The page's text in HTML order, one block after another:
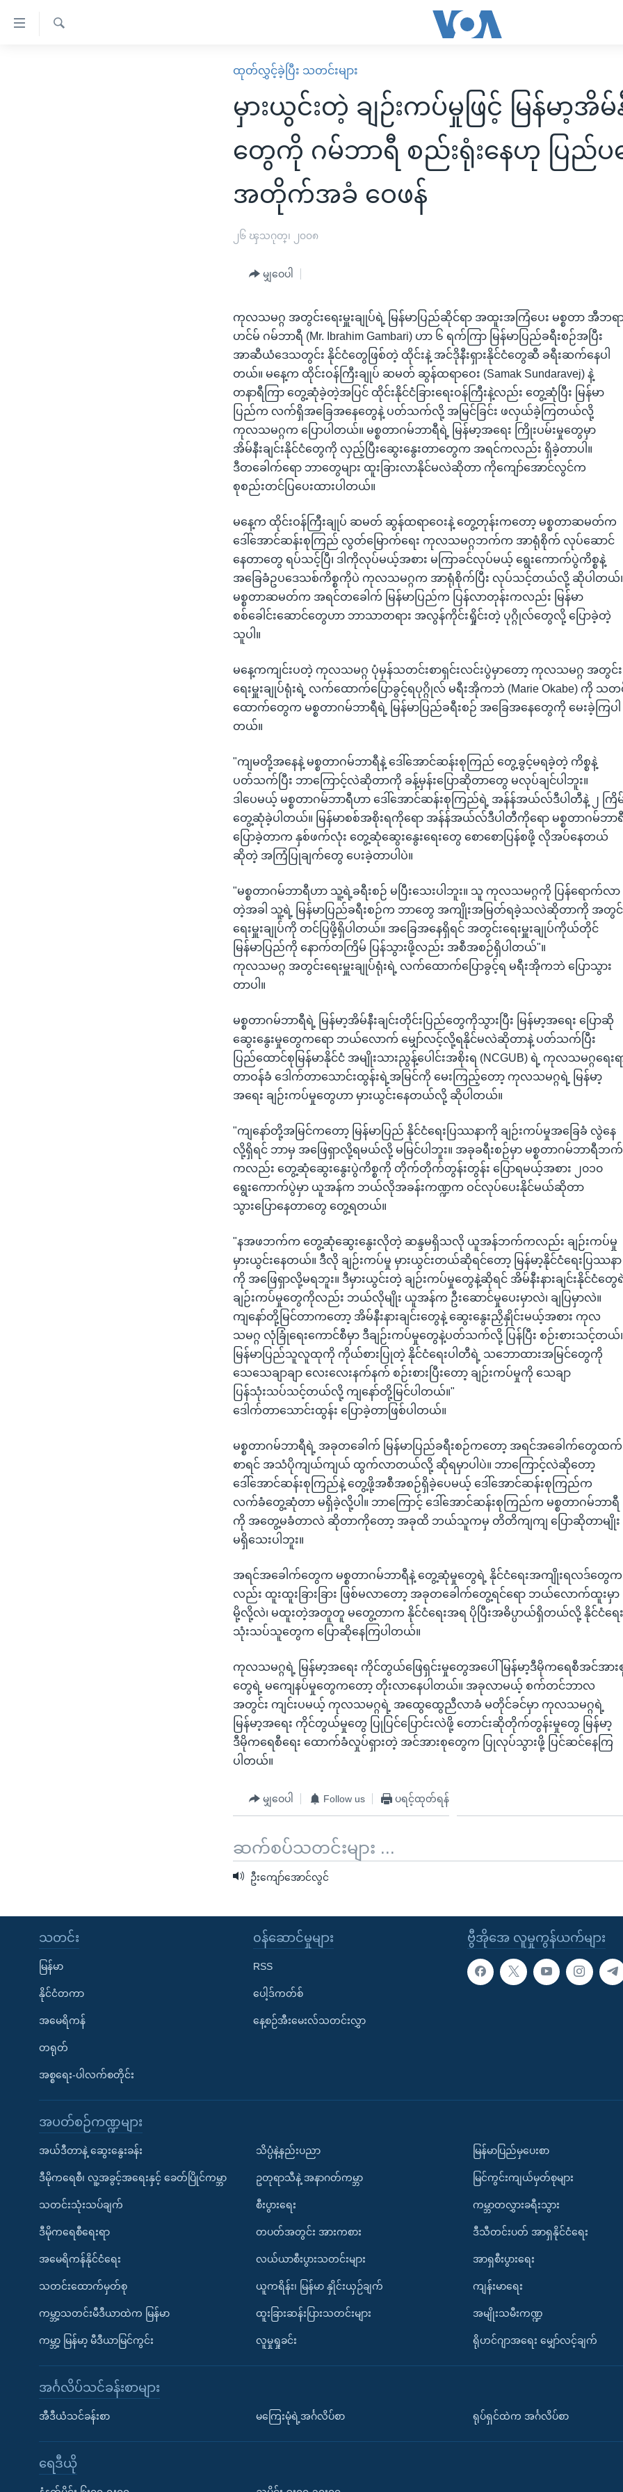
ထုတ်လွှင့်ခဲ့ပြီး သတင်းများ
မှားယွင်းတဲ့ ချဉ်းကပ်မှုဖြင့် မြန်မာ့အိမ်နီ
တွေကို ဂမ်ဘာရီ စည်းရုံးနေဟု ပြည်ပ
အတိုက်အခံ ဝေဖန်
၂၆ ၾသဂုတ္၊ ၂၀၀၈
မျှဝေပါ
ကုလသမဂ္ဂ အတွင်းရေးမှူးချုပ်ရဲ့ မြန်မာပြည်ဆိုင်ရာ အထူးအကြံပေး မစ္စတာ အီဘရ
ဟင်မ် ဂမ်ဘာရီ (Mr. Ibrahim Gambari) ဟာ ၆ ရက်ကြာ မြန်မာပြည်ခရီးစဉ်အပြီး
အာဆီယံဒေသတွင်း နိုင်ငံတွေဖြစ်တဲ့ ထိုင်းနဲ့ အင်ဒိုနီးရှားနိုင်ငံတွေဆီ ခရီးဆက်နေပါ
တယ်။ မနေ့က ထိုင်းဝန်ကြီးချုပ် ဆမတ် ဆွန်ထရာဝေး (Samak Sundaravej) နဲ့
တနာရီကြာ တွေ့ဆုံခဲ့တဲ့အပြင် ထိုင်းနိုင်ငံခြားရေးဝန်ကြီးနဲ့လည်း တွေ့ဆုံပြီး မြန်မာ
ပြည်က လက်ရှိအခြေအနေတွေနဲ့ ပတ်သက်လို့ အမြင်ခြင်း ဖလှယ်ခဲ့ကြတယ်လို့
ကုလသမဂ္ဂက ပြောပါတယ်။ မစ္စတာဂမ်ဘာရီရဲ့ မြန်မာ့အရေး ကြိုးပမ်းမှုတွေမှာ
အိမ်နီးချင်းနိုင်ငံတွေကို လှည့်ပြီးဆွေးနွေးတာတွေက အရင်ကလည်း ရှိခဲ့တာပါ။
ဒီတခေါက်ရော ဘာတွေများ ထူးခြားလာနိုင်မလဲဆိုတာ ကိုကျော်အောင်လွင်က
စုစည်းတင်ပြပေးထားပါတယ်။
မနေ့က ထိုင်းဝန်ကြီးချုပ် ဆမတ် ဆွန်ထရာဝေးနဲ့ တွေ့တုန်းကတော့ မစ္စတာဆမတ်က
ဒေါ်အောင်ဆန်းစုကြည် လွတ်မြောက်ရေး ကုလသမဂ္ဂဘက်က အာရုံစိုက် လုပ်ဆောင်
နေတာတွေ ရပ်သင့်ပြီ၊ ဒါကိုလုပ်မယ့်အစား မကြာခင်လုပ်မယ့် ရွေးကောက်ပွဲကိစ္စနဲ့
အခြေခံဥပဒေသစ်ကိစ္စကိုပဲ ကုလသမဂ္ဂက အာရုံစိုက်ပြီး လုပ်သင့်တယ်လို့ ဆိုပါတယ်
မစ္စတာဆမတ်က အရင်တခေါက် မြန်မာပြည်က ပြန်လာတုန်းကလည်း မြန်မာ
စစ်ခေါင်းဆောင်တွေဟာ ဘာသာတရား အလွန်ကိုင်းရှိုင်းတဲ့ ပုဂ္ဂိုလ်တွေလို့ ပြောခဲ့တဲ့
သူပါ။
မနေ့ကကျင်းပတဲ့ ကုလသမဂ္ဂ ပုံမှန်သတင်းစာရှင်းလင်းပွဲမှာတော့ ကုလသမဂ္ဂ အတွင်း
ရေးမှူးချုပ်ရုံးရဲ့ လက်ထောက်ပြောခွင့်ရပုဂ္ဂိုလ် မရီးအိုကဘဲ (Marie Okabe) ကို သတ
ထောက်တွေက မစ္စတာဂမ်ဘာရီရဲ့ မြန်မာပြည်ခရီးစဉ် အခြေအနေတွေကို မေးခဲ့ကြပါ
တယ်။
"ကျမတို့အနေနဲ့ မစ္စတာဂမ်ဘာရီနဲ့ ဒေါ်အောင်ဆန်းစုကြည် တွေ့ခွင့်မရခဲ့တဲ့ ကိစ္စနဲ့
ပတ်သက်ပြီး ဘာကြောင့်လဲဆိုတာကို ခန့်မှန်းပြောဆိုတာတွေ မလုပ်ချင်ပါဘူး။
ဒါပေမယ့် မစ္စတာဂမ်ဘာရီဟာ ဒေါ်အောင်ဆန်းစုကြည်ရဲ့ အန်န်အယ်လ်ဒီပါတီနဲ့ ၂ ကြိ
တွေ့ဆုံခဲ့ပါတယ်။ မြန်မာစစ်အစိုးရကိုရော အန်န်အယ်လ်ဒီပါတီကိုရော မစ္စတာဂမ်ဘာ
ပြောခဲ့တာက နှစ်ဖက်လုံး တွေ့ဆုံဆွေးနွေးရေးတွေ စောစောပြန်စဖို့ လိုအပ်နေတယ်
ဆိုတဲ့ အကြံပြုချက်တွေ ပေးခဲ့တာပါပဲ။
"မစ္စတာဂမ်ဘာရီဟာ သူ့ရဲ့ခရီးစဉ် မပြီးသေးပါဘူး။ သူ ကုလသမဂ္ဂကို ပြန်ရောက်လာ
တဲ့အခါ သူ့ရဲ့ မြန်မာပြည်ခရီးစဉ်က ဘာတွေ အကျိုးအမြတ်ရခဲ့သလဲဆိုတာကို အတွင်
ရေးမှူးချုပ်ကို တင်ပြဖို့ရှိပါတယ်။ အခြေအနေရှိရင် အတွင်းရေးမှူးချုပ်ကိုယ်တိုင်
မြန်မာပြည်ကို နောက်တကြိမ် ပြန်သွားဖို့လည်း အစီအစဉ်ရှိပါတယ်"။
ကုလသမဂ္ဂ အတွင်းရေးမှူးချုပ်ရုံးရဲ့ လက်ထောက်ပြောခွင့်ရ မရီးအိုကဘဲ ပြောသွား
တာပါ။
မစ္စတာဂမ်ဘာရီရဲ့ မြန်မာ့အိမ်နီးချင်းတိုင်းပြည်တွေကိုသွားပြီး မြန်မာ့အရေး ပြောဆို
ဆွေးနွေးမှုတွေကရော ဘယ်လောက် မျှော်လင့်လို့ရနိုင်မလဲဆိုတာနဲ့ ပတ်သက်ပြီး
ပြည်ထောင်စုမြန်မာနိုင်ငံ အမျိုးသားညွန့်ပေါင်းအစိုးရ (NCGUB) ရဲ့ ကုလသမဂ္ဂရေးရ
တာဝန်ခံ ဒေါက်တာသောင်းထွန်းရဲ့အမြင်ကို မေးကြည့်တော့ ကုလသမဂ္ဂရဲ့ မြန်မာ့
အရေး ချဉ်းကပ်မှုတွေဟာ မှားယွင်းနေတယ်လို့ ဆိုပါတယ်။
"ကျနော်တို့အမြင်ကတော့ မြန်မာပြည် နိုင်ငံရေးပြဿနာကို ချဉ်းကပ်မှုအခြေခံ လွဲနေ
လို့ရှိရင် ဘာမှ အဖြေရှာလို့ရမယ်လို့ မမြင်ပါဘူး။ အခုခရီးစဉ်မှာ မစ္စတာဂမ်ဘာရီဘက်
ကလည်း တွေ့ဆုံဆွေးနွေးပွဲကိစ္စကို တိုက်တိုက်တွန်းတွန်း ပြောရမယ့်အစား ၂၀၁၀
ရွေးကောက်ပွဲမှာ ယူအန်က ဘယ်လိုအခန်းကဏ္ဍက ဝင်လုပ်ပေးနိုင်မယ်ဆိုတာ
သွားပြောနေတာတွေ တွေ့ရတယ်။
"နအဖဘက်က တွေ့ဆုံဆွေးနွေးလိုတဲ့ ဆန္ဒမရှိသလို ယူအန်ဘက်ကလည်း ချဉ်းကပ်မှု
မှားယွင်းနေတယ်။ ဒီလို ချဉ်းကပ်မှု မှားယွင်းတယ်ဆိုရင်တော့ မြန်မာ့နိုင်ငံရေးပြဿနာ
ကို အဖြေရှာလို့မရဘူး။ ဒီမှားယွင်းတဲ့ ချဉ်းကပ်မှုတွေနဲ့ဆိုရင် အိမ်နီးနားချင်းနိုင်ငံတွေ
ချဉ်းကပ်မှုတွေကိုလည်း ဘယ်လိုမျိုး ယူအန်က ဦးဆောင်မှုပေးမှာလဲ၊ ချပြမှာလဲ။
ကျနော်တို့မြင်တာကတော့ အိမ်နီးနားချင်းတွေနဲ့ ဆွေးနွေးညှိနှိုင်းမယ့်အစား ကုလ
သမဂ္ဂ လုံခြုံရေးကောင်စီမှာ ဒီချဉ်းကပ်မှုတွေနဲ့ပတ်သက်လို့ ပြန်ပြီး စဉ်းစားသင့်တယ်
မြန်မာပြည်သူလူထုကို ကိုယ်စားပြုတဲ့ နိုင်ငံရေးပါတီရဲ့ သဘောထားအမြင်တွေကို
သေသေချာချာ လေးလေးနက်နက် စဉ်းစားပြီးတော့ ချဉ်းကပ်မှုကို သေချာ
ပြန်သုံးသပ်သင့်တယ်လို့ ကျနော်တို့မြင်ပါတယ်။"
ဒေါက်တာသောင်းထွန်း ပြောခဲ့တာဖြစ်ပါတယ်။
မစ္စတာဂမ်ဘာရီရဲ့ အခုတခေါက် မြန်မာပြည်ခရီးစဉ်ကတော့ အရင်အခေါက်တွေထက်
စာရင် အသံပိုကျယ်ကျယ် ထွက်လာတယ်လို့ ဆိုရမှာပါပဲ။ ဘာကြောင့်လဲဆိုတော့
ဒေါ်အောင်ဆန်းစုကြည်နဲ့ တွေ့ဖို့အစီအစဉ်ရှိခဲ့ပေမယ့် ဒေါ်အောင်ဆန်းစုကြည်က
လက်ခံတွေ့ဆုံတာ မရှိခဲ့လို့ပါ။ ဘာကြောင့် ဒေါ်အောင်ဆန်းစုကြည်က မစ္စတာဂမ်ဘာရီ
ကို အတွေ့မခံတာလဲ ဆိုတာကိုတော့ အခုထိ ဘယ်သူကမှ တိတိကျကျ ပြောဆိုတာမျိုး
မရှိသေးပါဘူး။
အရင်အခေါက်တွေက မစ္စတာဂမ်ဘာရီနဲ့ တွေ့ဆုံမှုတွေရဲ့ နိုင်ငံရေးအကျိုးရလဒ်တွေက
လည်း ထူးထူးခြားခြား ဖြစ်မလာတော့ အခုတခေါက်တွေ့ရင်ရော ဘယ်လောက်ထူးမှာ
မို့လို့လဲ၊ မထူးတဲ့အတူတူ မတွေ့တာက နိုင်ငံရေးအရ ပိုပြီးအဓိပ္ပာယ်ရှိတယ်လို့ နိုင်ငံရေ
သုံးသပ်သူတွေက ပြောဆိုနေကြပါတယ်။
ကုလသမဂ္ဂရဲ့ မြန်မာ့အရေး ကိုင်တွယ်ဖြေရှင်းမှုတွေအပေါ် မြန်မာ့ဒီမိုကရေစီအင်အား
တွေရဲ့ မကျေနပ်မှုတွေကတော့ တိုးလာနေပါတယ်။ အခုလာမယ့် စက်တင်ဘာလ
အတွင်း ကျင်းပမယ့် ကုလသမဂ္ဂရဲ့ အထွေထွေညီလာခံ မတိုင်ခင်မှာ ကုလသမဂ္ဂရဲ့
မြန်မာ့အရေး ကိုင်တွယ်မှုတွေ ပြုပြင်ပြောင်းလဲဖို့ တောင်းဆိုတိုက်တွန်းမှုတွေ မြန်မာ့
ဒီမိုကရေစီရေး ထောက်ခံလှုပ်ရှားတဲ့ အင်အားစုတွေက ပြုလုပ်သွားဖို့ ပြင်ဆင်နေကြ
ပါတယ်။
မျှဝေပါ Follow us ပရင့်ထုတ်ရန်
ဆက်စပ်သတင်းများ ...
ဦးကျော်အောင်လွင်
ဗွီအိုအေ လူမှုကွန်ယက်များ
သတင်း
မြန်မာ
နိုင်ငံတကာ
အမေရိကန်
တရုတ်
အစ္စရေး-ပါလက်စတိုင်း
၀န်ဆောင်မှုများ
RSS
ပေါ့ဒ်ကတ်စ်
နေ့စဉ်အီးမေးလ်သတင်းလွှာ
အပတ်စဉ်ကဏ္ဍများ
အယ်ဒီတာနဲ့ ဆွေးနွေးခန်း
ဒီမိုကရေစီ၊ လူ့အခွင့်အရေးနှင့် ခေတ်ပြိုင်ကမ္ဘာ
သတင်းသုံးသပ်ချက်
ဒီမိုကရေစီရေးရာ
အမေရိကန်နိုင်ငံရေး
သတင်းထောက်မှတ်စု
ကမ္ဘာ့သတင်းမီဒီယာထဲက မြန်မာ
ကမ္ဘာ့ မြန်မာ့ မီဒီယာမြင်ကွင်း
သိပ္ပံနဲ့နည်းပညာ
ဥတုရာသီနဲ့ အနာဂတ်ကမ္ဘာ
စီးပွားရေး
တပတ်အတွင်း အားကစား
လယ်ယာစီးပွားသတင်းများ
ယူကရိန်း၊ မြန်မာ နှိုင်းယှဉ်ချက်
ထူးခြားဆန်းပြားသတင်းများ
လူမှုရှုခင်း
မြန်မာပြည်မှပေးစာ
မြင်ကွင်းကျယ်မှတ်စုများ
ကမ္ဘာတလွှားခရီးသွား
ဒီသီတင်းပတ် အာရှနိုင်ငံရေး
အာရှစီးပွားရေး
ကျန်းမာရေး
အမျိုးသမီးကဏ္ဍ
ရိုဟင်ဂျာအရေး မျှော်လင့်ချက်
အင်္ဂလိပ်သင်ခန်းစာများ
အီဒီယံသင်ခန်းစာ မကြေးမုံရဲ့အင်္ဂလိပ်စာ ရုပ်ရှင်ထဲက အင်္ဂလိပ်စာ
ရေဒီယို